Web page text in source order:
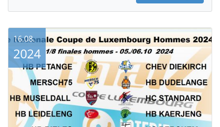
16.08.
2024